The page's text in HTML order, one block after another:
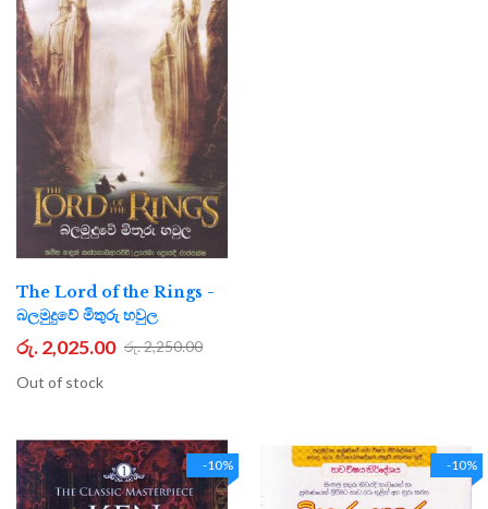
The Lord of the Rings -
බලමුදුවේ මිතුරු හවුල
රු. 2,025.00 රු. 2,250.00
Out of stock
-10% -10%